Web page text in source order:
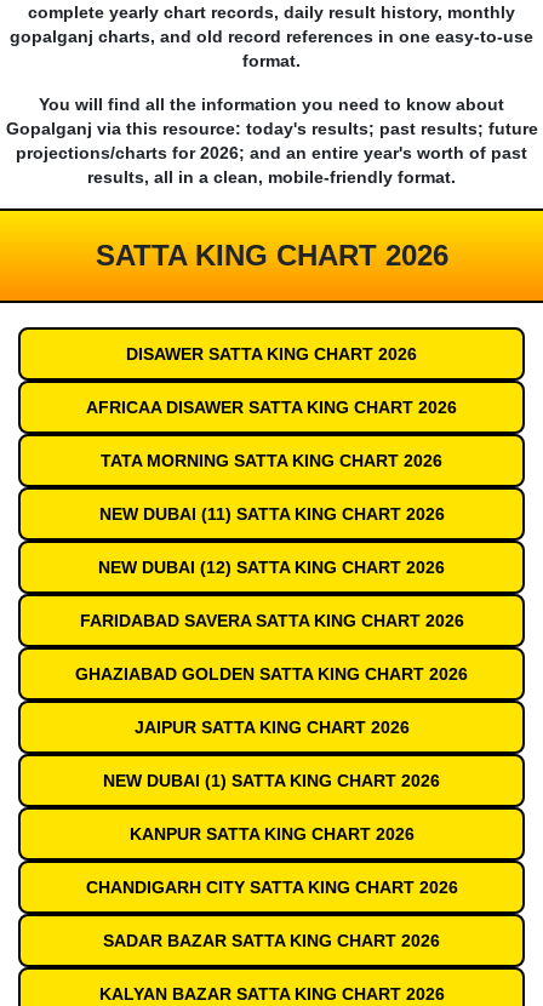
complete yearly chart records, daily result history, monthly
gopalganj charts, and old record references in one easy-to-use
format.
You will find all the information you need to know about
Gopalganj via this resource: today's results; past results; future
projections/charts for 2026; and an entire year's worth of past
results, all in a clean, mobile-friendly format.
SATTA KING CHART 2026
DISAWER SATTA KING CHART 2026
AFRICAA DISAWER SATTA KING CHART 2026
TATA MORNING SATTA KING CHART 2026
NEW DUBAI (11) SATTA KING CHART 2026
NEW DUBAI (12) SATTA KING CHART 2026
FARIDABAD SAVERA SATTA KING CHART 2026
GHAZIABAD GOLDEN SATTA KING CHART 2026
JAIPUR SATTA KING CHART 2026
NEW DUBAI (1) SATTA KING CHART 2026
KANPUR SATTA KING CHART 2026
CHANDIGARH CITY SATTA KING CHART 2026
SADAR BAZAR SATTA KING CHART 2026
KALYAN BAZAR SATTA KING CHART 2026